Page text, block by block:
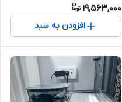
19,563,000
افزودن به سبد